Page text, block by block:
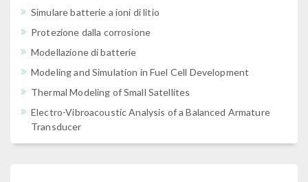
Simulare batterie a ioni di litio
Protezione dalla corrosione
Modellazione di batterie
Modeling and Simulation in Fuel Cell Development
Thermal Modeling of Small Satellites
Electro-Vibroacoustic Analysis of a Balanced Armature
Transducer